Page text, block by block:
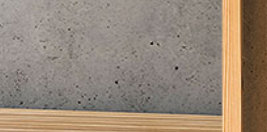
SALON
Canapés droits,
Salons d’angles
& composables,
Fauteuils et
canapés de
relaxation,
Tables basses
SÉJOUR
Enfilades,
Tables, Chaises,
Meubles TV,
complément
CHAMBRE
Dressings,
Armoires, Lits,
Chevets,
Commodes